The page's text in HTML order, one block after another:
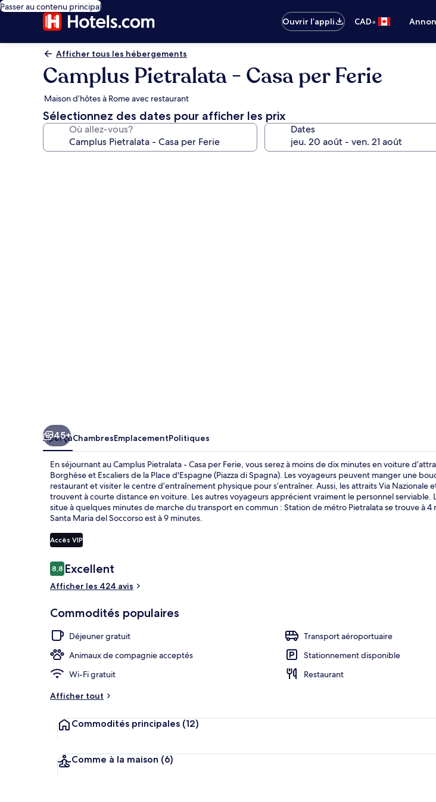
Passer au contenu principal
Ouvrir l’appli
CAD•
Afficher tous les hébergements
Camplus Pietralata - Casa per Ferie
Maison d’hôtes à Rome avec restaurant
Sélectionnez des dates pour afficher les prix
Où allez-vous? Dates
45+
AperçuChambresEmplacementPolitiques
En séjournant au Camplus Pietralata - Casa per Ferie, vous serez à moins de dix minutes en voiture
Borghèse et Escaliers de la Place d'Espagne (Piazza di Spagna). Les voyageurs peuvent manger une
restaurant et visiter le centre d’entraînement physique pour s’entraîner. Aussi, les attraits Via Nazionale
trouvent à courte distance en voiture. Les autres voyageurs apprécient vraiment le personnel serviable.
situe à quelques minutes de marche du transport en commun : Station de métro Pietralata se trouve à 4
Santa Maria del Soccorso est à 9 minutes.
Accès VIP
Avis
8,88,8 sur 10 –
Excellent
Afficher les 424 avis
Commodités populaires
Déjeuner gratuit
Transport aéroportuaire
Animaux de compagnie acceptés
Stationnement disponible
Wi-Fi gratuit
Restaurant
Afficher tout
Commodités principales (12)
Comme à la maison (6)